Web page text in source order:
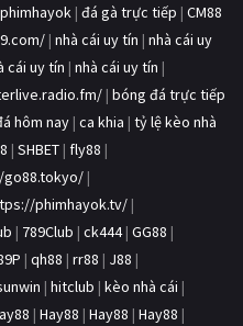
phimhayok | đá gà trực tiếp | CM88
| nhà cái uy tín | nhà cái uy
cái uy tín | nhà cái uy tín |
| bóng đá trực tiếp
hôm nay | ca khia | tỷ lệ kèo nhà
| SHBET | fly88 |
|
phimhayok.tv/ |
| 789Club | ck444| GG88 |
| qh88 | rr88 | J88 |
| hitclub | kèo nhà cái |
| Hay88 | Hay88 | Hay88 |